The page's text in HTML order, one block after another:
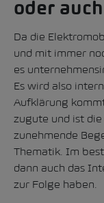
oder
Da die
und mit immer
es
Es wird also
Aufklärung
zugute und ist
zunehmende
Thematik. Im
dann auch das
zur Folge haben.